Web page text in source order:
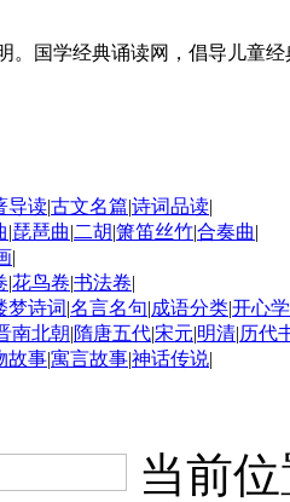
。国学经典诵读网，倡导儿童
导读|古文名篇|诗词品读|
|琵琶曲|二胡|箫笛丝竹|合奏曲|
|
|花鸟卷|书法卷|
梦诗词|名言名句|成语分类|开心
南北朝|隋唐五代|宋元|明清|历代
故事|寓言故事|神话传说|
当前